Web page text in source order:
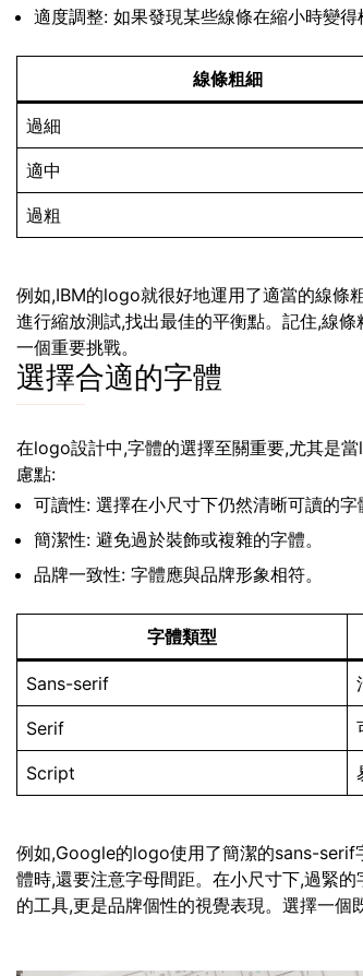
適度調整: 如果發現某些線條在縮小時變得
線條粗細
過細
適中
過粗
例如,IBM的logo就很好地運用了適當的線條
進行縮放測試,找出最佳的平衡點。記住,線
一個重要挑戰。
選擇合適的字體
在logo設計中,字體的選擇至關重要,尤其是
慮點:
可讀性: 選擇在小尺寸下仍然清晰可讀的字
簡潔性: 避免過於裝飾或複雜的字體。
品牌一致性: 字體應與品牌形象相符。
字體類型
Sans-serif
Serif
Script
例如,Google的logo使用了簡潔的sans-serif
體時,還要注意字母間距。在小尺寸下,過緊
的工具,更是品牌個性的視覺表現。選擇一個